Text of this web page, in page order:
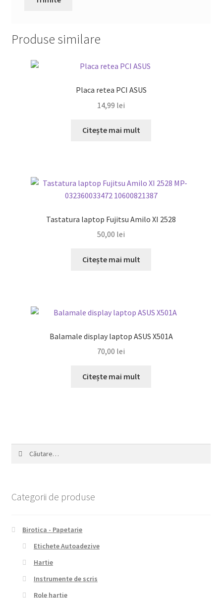
Produse similare
Placa retea PCI ASUS
14,99 lei
Citește mai mult
Tastatura laptop Fujitsu Amilo XI 2528
50,00 lei
Citește mai mult
Balamale display laptop ASUS X501A
70,00 lei
Citește mai mult
Categorii de produse
Birotica - Papetarie
Etichete Autoadezive
Hartie
Instrumente de scris
Role hartie